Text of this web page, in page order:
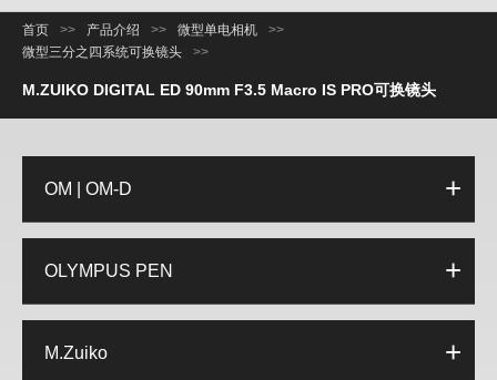
首页 >> 产品介绍 >> 微型单电相机
>>
微型三分之四系统可换镜头
>>
M.ZUIKO DIGITAL ED 90mm F3.5 Macro IS PRO可换镜头
OM | OM-D
OLYMPUS PEN
M.Zuiko